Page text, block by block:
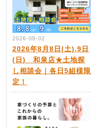
2026-08-02
2026年8月8日(土),9日
(日) 和泉店★土地探
し相談会｜各日5組様限
定！